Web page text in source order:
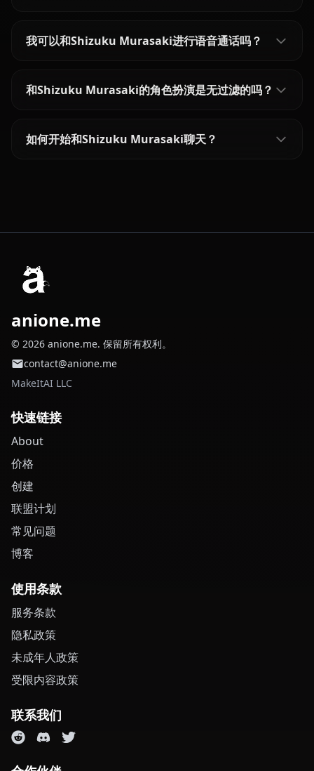
我可以和Shizuku Murasaki进行语音通话吗？
和Shizuku Murasaki的角色扮演是无过滤的吗？
如何开始和Shizuku Murasaki聊天？
anione.me
© 2026 anione.me. 保留所有权利。
contact@anione.me
MakeItAI LLC
快速链接
About
价格
创建
联盟计划
常见问题
博客
使用条款
服务条款
隐私政策
未成年人政策
受限内容政策
联系我们